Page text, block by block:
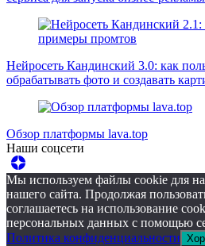
Нейросеть Кандинский 3.0: как
обрабатывать фото и создавать
Обзор платформы lava.top
Наши соцсети
Мы используем файлы cookie для
нашего сайта. Продолжая
соглашаетесь на использование
персональных данных с помощью
Политика конфиденциальности